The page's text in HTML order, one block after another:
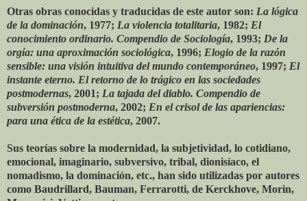
Otras obras conocidas y traducidas de este autor son: La lógica
de la dominación, 1977; La violencia totalitaria, 1982; El
conocimiento ordinario. Compendio de Sociología, 1993; De la
orgía: una aproximación sociológica, 1996; Elogio de la razón
sensible: una visión intuitiva del mundo contemporáneo, 1997; El
instante eterno. El retorno de lo trágico en las sociedades
postmodernas, 2001; La tajada del diablo. Compendio de
subversión postmoderna, 2002; En el crisol de las apariencias:
para una ética de la estética, 2007.
Sus teorías sobre la modernidad, la subjetividad, lo cotidiano,
emocional, imaginario, subversivo, tribal, dionisíaco, el
nomadismo, la dominación, etc., han sido utilizadas por autores
como Baudrillard, Bauman, Ferrarotti, de Kerckhove, Morin,